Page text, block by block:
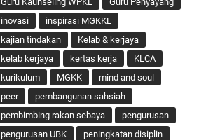
inovasi
inspirasi MGKKL
kajian tindakan
Kelab & kerjaya
kelab kerjaya
kertas kerja
KLCA
kurikulum
MGKK
mind and soul
peer
pembangunan sahsiah
pembimbing rakan sebaya
pengurusan
pengurusan UBK
peningkatan disiplin